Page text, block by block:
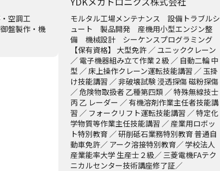
空調工
盤製作・機
モルタル工場メンテナンス 設備トラブルシ
ュート 製品開発 産機用小型エンジン整
備 機械設計 シーケンスプログラミング
【保有資格】 大型免許 ／ ユニッククレーン
／ 電子機器組み立て作業２級 ／ 自動二輪 中
型 ／ 床上操作クレーン運転技能講習 ／ 玉掛
け技能講習 ／ 非破壊試験 浸透探傷 磁粉探傷
／ 危険物取扱者 乙種第四類 ／ 特殊無線技士
丙 乙 レーダー ／ 有機溶剤作業主任者技能講
習 ／ フォークリフト運転技能講習 ／ 特定化
学物質等作業主任技能講習 ／ 産業用ロボッ
ト特別教育 ／ 研削砥石業務特別教育 普通自
動車免許／ アーク溶接特別教育／ 学校法人
産業能率大学 生産士２級／ 三菱電機FAテク
ニカルセンター技術講座修了証／